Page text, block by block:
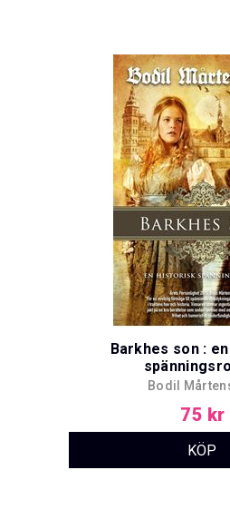
Barkhes son :
Bodil
75 kr